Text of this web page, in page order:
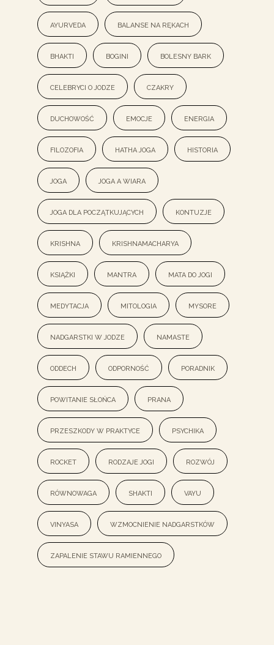
ayurveda balanse na rękach
bhakti bogini bolesny bark
celebryci o jodze czakry
duchowość emocje energia
filozofia hatha joga historia
joga joga a wiara
joga dla początkujących kontuzje
krishna Krishnamacharya
książki mantra mata do jogi
medytacja mitologia mysore
nadgarstki w jodze namaste
oddech odporność poradnik
powitanie słońca prana
przeszkody w praktyce psychika
rocket rodzaje jogi rozwój
równowaga shakti vayu
vinyasa wzmocnienie nadgarstków
zapalenie stawu ramiennego